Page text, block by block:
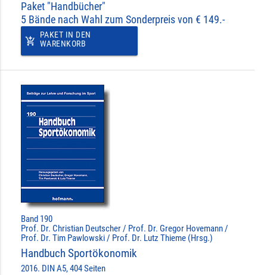
Paket "Handbücher"
5 Bände nach Wahl zum Sonderpreis von € 149.-
add_shopping_cart
PAKET IN DEN
WARENKORB
Band 190
Prof. Dr. Christian Deutscher / Prof. Dr. Gregor Hovemann /
Prof. Dr. Tim Pawlowski / Prof. Dr. Lutz Thieme (Hrsg.)
Handbuch Sportökonomik
2016. DIN A5, 404 Seiten